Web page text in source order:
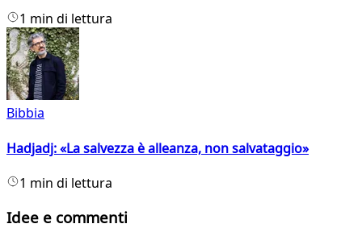
1 min di lettura
Bibbia
Hadjadj: «La salvezza è alleanza, non salvataggio»
1 min di lettura
Idee e commenti